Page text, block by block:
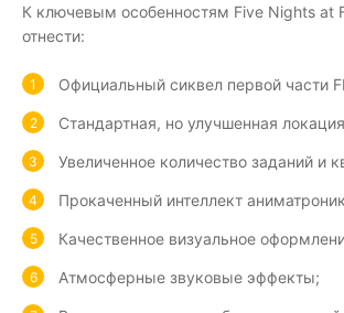
К ключевым особенностям Five Nights at
отнести:
Официальный сиквел первой части
Стандартная, но улучшенная
Увеличенное количество заданий и
Прокаченный интеллект
Качественное визуальное
Атмосферные звуковые эффекты;